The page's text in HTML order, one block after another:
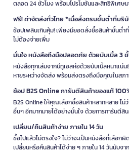
ตลอด 24 ชั่วโมง พร้อมโปรโมชั่นและสิทธิพิเศษ
ฟรี! ค่าจัดส่งทั่วไทย *เมื่อสั่งครบขั้นต่ำที่บริ
ช้อปเพลินเกินคุ้ม! เพียงมียอดสั่งซื้อสินค้าขั้นต่
ไม่ต้องจ่ายเพิ่ม
มั่นใจ หนังสือถึงมือปลอดภัย ด้วยบับเบิ้ล 3
หนังสือทุกเล่มจากบีทูเอสห่อด้วยบับเบิ้ลหนาแน่
หายระหว่างจัดส่ง พร้อมส่งตรงถึงมือคุณในส
ช้อป B2S Online การันตีสินค้าของแท้
B2S Online ให้คุณเลือกซื้อสินค้าหลากหลาย ไม่
อื่นๆ อีกมากมายได้อย่างมั่นใจ ด้วยการการันตีสิ
เปลี่ยน/คืนสินค้าง่าย ภายใน 14 วัน
ซื้อไปแล้วไม่ตรงใจ? ไม่ว่าจะเป็นหนังสือที่เลือ
เปลี่ยนหรือคืนสินค้าได้ง่าย ๆ ภายใน 14 วันนับจา